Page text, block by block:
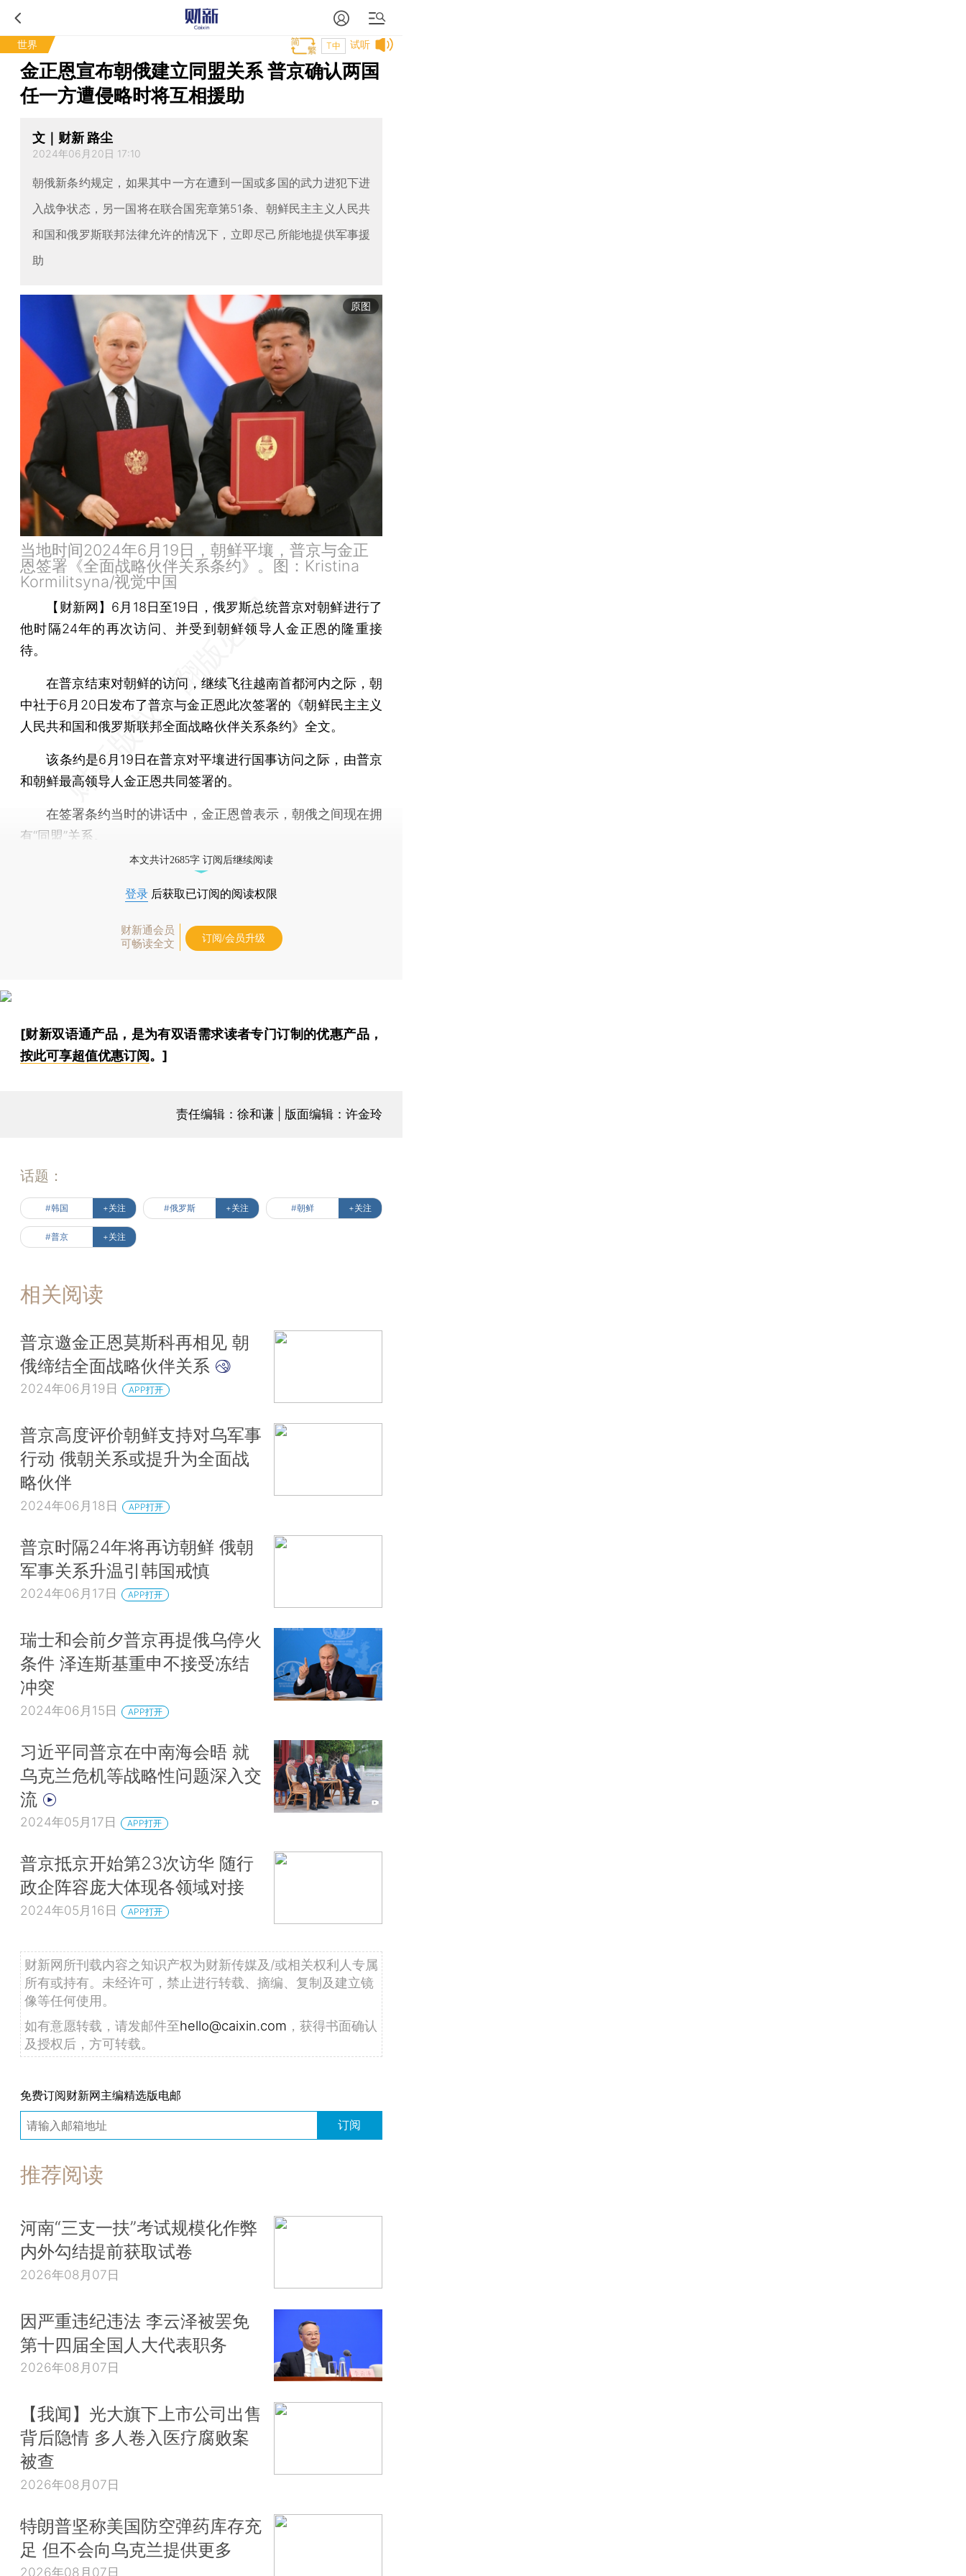
世界 试听
T中
金正恩宣布朝俄建立同盟关系 普京确认两国
任一方遭侵略时将互相援助
文｜财新 路尘
2024年06月20日 17:10
朝俄新条约规定，如果其中一方在遭到一国或多国的武力进犯下进
入战争状态，另一国将在联合国宪章第51条、朝鲜民主主义人民共
和国和俄罗斯联邦法律允许的情况下，立即尽己所能地提供军事援
助
原图
当地时间2024年6月19日，朝鲜平壤，普京与金正
恩签署《全面战略伙伴关系条约》。图：Kristina
Kormilitsyna/视觉中国
【财新网】 6月18日至19日，俄罗斯总统普京对朝鲜进行了
他时隔24年的再次访问、并受到朝鲜领导人金正恩的隆重接
待。
在普京结束对朝鲜的访问，继续飞往越南首都河内之际，朝
中社于6月20日发布了普京与金正恩此次签署的《朝鲜民主主义
人民共和国和俄罗斯联邦全面战略伙伴关系条约》全文。
该条约是6月19日在普京对平壤进行国事访问之际，由普京
和朝鲜最高领导人金正恩共同签署的。
在签署条约当时的讲话中，金正恩曾表示，朝俄之间现在拥
有“同盟”关系。
本文共计2685字 订阅后继续阅读
登录 后获取已订阅的阅读权限
财新通会员
可畅读全文
订阅/会员升级
[财新双语通产品，是为有双语需求读者专门订制的优惠产品，
按此可享超值优惠订阅。]
责任编辑：徐和谦 | 版面编辑：许金玲
话题：
#韩国 +关注 #俄罗斯 +关注 #朝鲜 +关注
#普京 +关注
相关阅读
普京邀金正恩莫斯科再相见 朝
俄缔结全面战略伙伴关系
2024年06月19日 APP打开
普京高度评价朝鲜支持对乌军事
行动 俄朝关系或提升为全面战
略伙伴
2024年06月18日 APP打开
普京时隔24年将再访朝鲜 俄朝
军事关系升温引韩国戒慎
2024年06月17日 APP打开
瑞士和会前夕普京再提俄乌停火
条件 泽连斯基重申不接受冻结
冲突
2024年06月15日 APP打开
习近平同普京在中南海会晤 就
乌克兰危机等战略性问题深入交
流
2024年05月17日 APP打开
普京抵京开始第23次访华 随行
政企阵容庞大体现各领域对接
2024年05月16日 APP打开
财新网所刊载内容之知识产权为财新传媒及/或相关权利人专属
所有或持有。未经许可，禁止进行转载、摘编、复制及建立镜
像等任何使用。
如有意愿转载，请发邮件至hello@caixin.com ，获得书面确认
及授权后，方可转载。
免费订阅财新网主编精选版电邮
订阅
推荐阅读
河南“三支一扶”考试规模化作弊
内外勾结提前获取试卷
2026年08月07日
因严重违纪违法 李云泽被罢免
第十四届全国人大代表职务
2026年08月07日
【我闻】光大旗下上市公司出售
背后隐情 多人卷入医疗腐败案
被查
2026年08月07日
特朗普坚称美国防空弹药库存充
足 但不会向乌克兰提供更多
2026年08月07日